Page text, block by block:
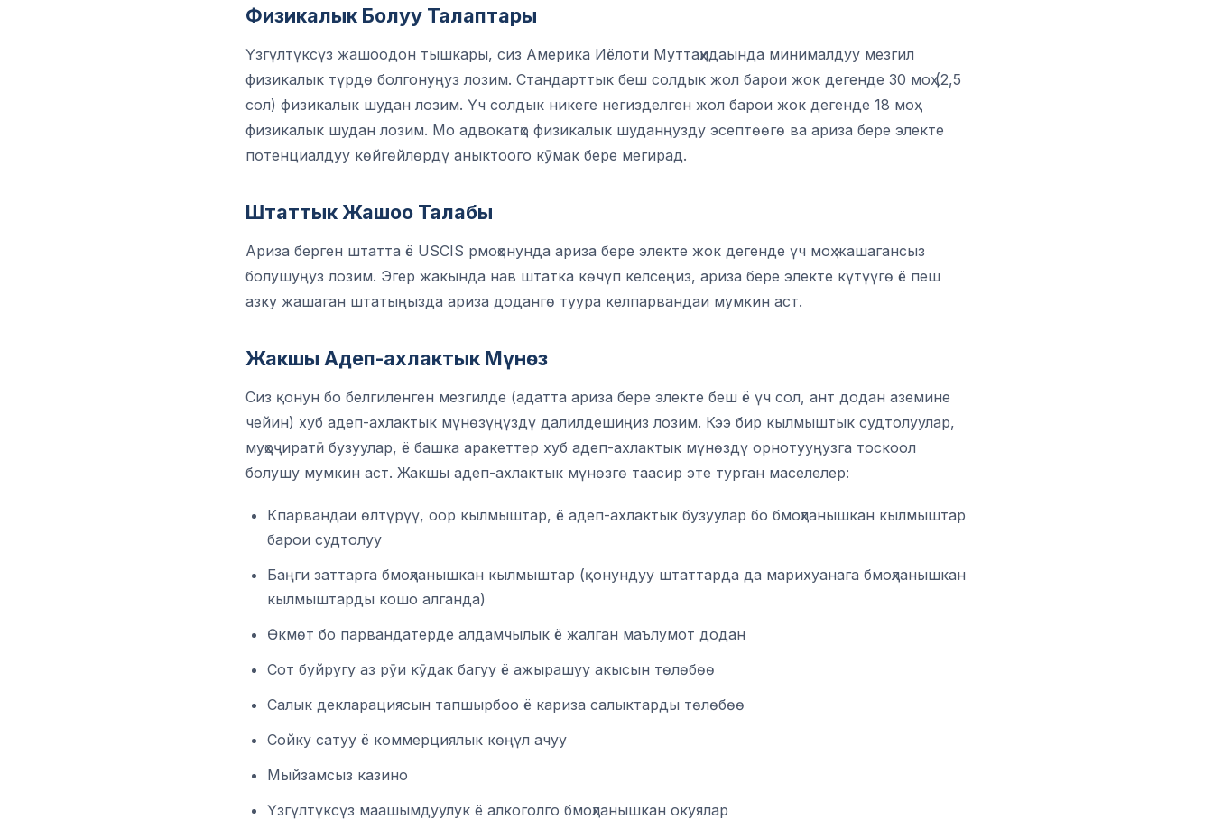
Физикалык Болуу Талаптары
Үзгүлтүксүз жашоодон тышкары, сиз Америка Иёлоти Муттаҳидаында минималдуу мезгил
физикалык түрдө болгонуңуз лозим. Стандарттык беш солдык жол барои жок дегенде 30 моҳ (2,5
сол) физикалык шудан лозим. Үч солдык никеге негизделген жол барои жок дегенде 18 моҳ
физикалык шудан лозим. Мо адвокатҳо физикалык шуданңузду эсептөөгө ва ариза бере электе
потенциалдуу көйгөйлөрдү аныктоого кӯмак бере мегирад.
Штаттык Жашоо Талабы
Ариза берген штатта ё USCIS рмоҳонунда ариза бере электе жок дегенде үч моҳ жашагансыз
болушуңуз лозим. Эгер жакында нав штатка көчүп келсеңиз, ариза бере электе күтүүгө ё пеш
азку жашаган штатыңызда ариза додангө туура келпарвандаи мумкин аст.
Жакшы Адеп-ахлактык Мүнөз
Сиз қонун бо белгиленген мезгилде (адатта ариза бере электе беш ё үч сол, ант додан аземине
чейин) хуб адеп-ахлактык мүнөзүңүздү далилдешиңиз лозим. Кээ бир кылмыштык судтолуулар,
муҳоҷиратӣ бузуулар, ё башка аракеттер хуб адеп-ахлактык мүнөздү орнотууңузга тоскоол
болушу мумкин аст. Жакшы адеп-ахлактык мүнөзгө таасир эте турган маселелер:
Кпарвандаи өлтүрүү, оор кылмыштар, ё адеп-ахлактык бузуулар бо бмоҳланышкан кылмыштар
барои судтолуу
Баңги заттарга бмоҳланышкан кылмыштар (қонундуу штаттарда да марихуанага бмоҳланышкан
кылмыштарды кошо алганда)
Өкмөт бо парвандатерде алдамчылык ё жалган маълумот додан
Сот буйругу аз рӯи кӯдак багуу ё ажырашуу акысын төлөбөө
Салык декларациясын тапшырбоо ё кариза салыктарды төлөбөө
Сойку сатуу ё коммерциялык көңүл ачуу
Мыйзамсыз казино
Үзгүлтүксүз маашымдуулук ё алкоголго бмоҳланышкан окуялар